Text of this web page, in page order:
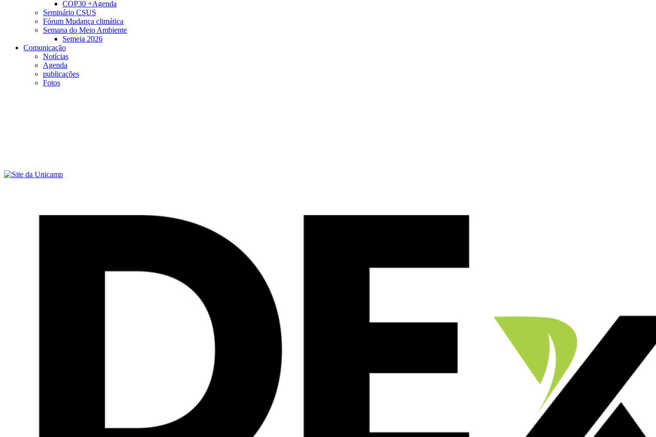
COP30 +Agenda
Seminário CSUS
Fórum Mudança climática
Semana do Meio Ambiente
Semeia 2026
Comunicação
Notícias
Agenda
publicações
Fotos